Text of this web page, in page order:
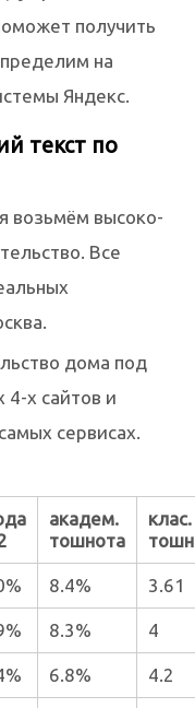
получить
на
Яндекс.
текст по
возьмём высоко-
Все
дома под
4-х сайтов и
сервисах.
академ.
тошнота
клас.
8.4% 3.61
8.3% 4
6.8% 4.2